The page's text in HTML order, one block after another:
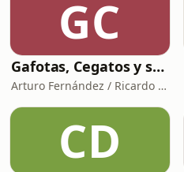
GC
Gafotas, Cegatos y sus Aparatos - Podcast
Arturo Fernández / Ricardo Abad
CD